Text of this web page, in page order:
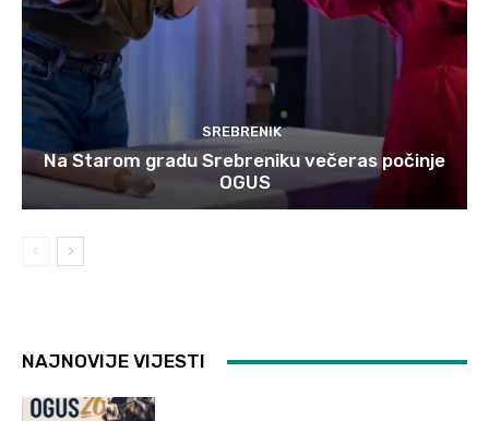
SREBRENIK
Na Starom gradu Srebreniku večeras počinje
OGUS
NAJNOVIJE VIJESTI